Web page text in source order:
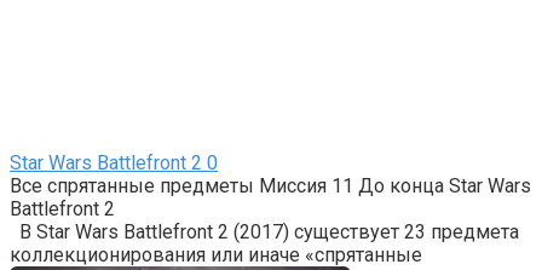
Star Wars Battlefront 2 0
Все спрятанные предметы Миссия 11 До конца Star Wars
Battlefront 2
В Star Wars Battlefront 2 (2017) существует 23 предмета
коллекционирования или иначе «спрятанные